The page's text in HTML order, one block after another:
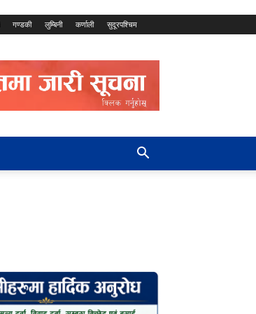
गण्डकी लुम्बिनी कर्णाली सुदूरपश्चिम